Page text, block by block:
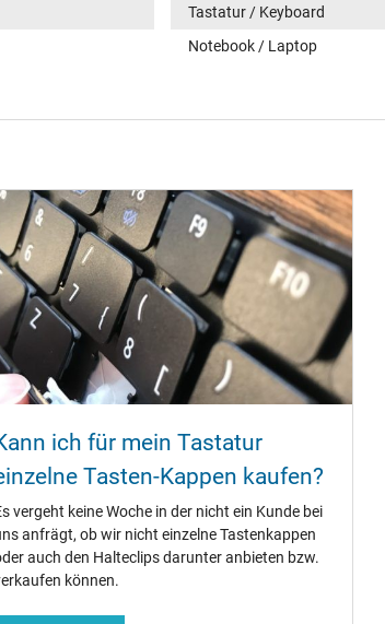
Tastatur / Keyboard
Notebook / Laptop
ich für mein Tastatur
Tasten-Kappen kaufen?
vergeht keine Woche in der nicht ein Kunde bei
anfrägt, ob wir nicht einzelne Tastenkappen
auch den Halteclips darunter anbieten bzw.
können.